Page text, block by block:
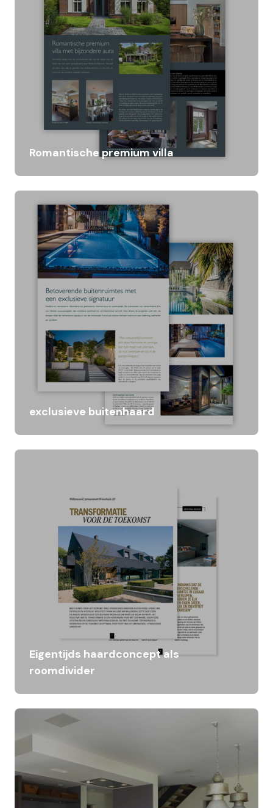
Romantische premium villa
exclusieve buitenhaard
Eigentijds haardconcept als
roomdivider